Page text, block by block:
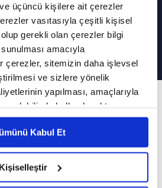
üçüncü kişilere ait çerezler
vasıtasıyla çeşitli kişisel
gerekli olan çerezler bilgi
amacıyla
çerezler, sitemizin daha işlevsel
ve sizlere yönelik
yapılması, amaçlarıyla
dahilinde kullanılacaktır.
çerez paneli vasıtasıyla
ilişkin detaylı bilgi için
Çerez Bilgilendirme
Kabul Et
Kişiselleştir
Fazla Cenaze
Mi?
Meseleleri
Günümüz Meseleleri
İşleri Başkanlığı (DİB)
eski üyesi Dr. Hüseyin